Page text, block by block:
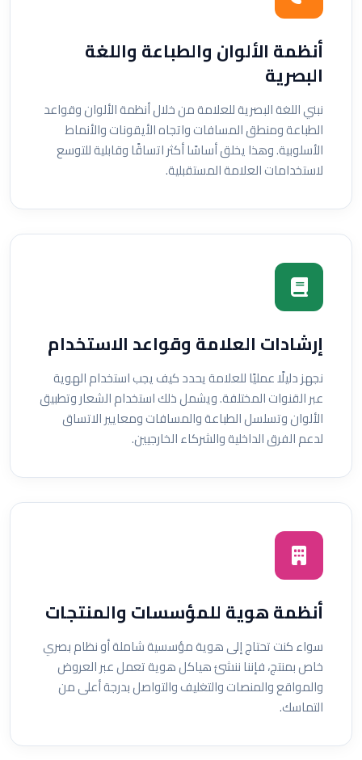
أنظمة الألوان والطباعة واللغة
البصرية
نبني اللغة البصرية للعلامة من خلال أنظمة الألوان وقواعد
الطباعة ومنطق المسافات واتجاه الأيقونات والأنماط
الأسلوبية. وهذا يخلق أساسًا أكثر اتساقًا وقابلية للتوسع
لاستخدامات العلامة المستقبلية.
إرشادات العلامة وقواعد الاستخدام
نجهز دليلًا عمليًا للعلامة يحدد كيف يجب استخدام الهوية
عبر القنوات المختلفة. ويشمل ذلك استخدام الشعار وتطبيق
الألوان وتسلسل الطباعة والمسافات ومعايير الاتساق
لدعم الفرق الداخلية والشركاء الخارجيين.
أنظمة هوية للمؤسسات والمنتجات
سواء كنت تحتاج إلى هوية مؤسسية شاملة أو نظام بصري
خاص بمنتج، فإننا ننشئ هياكل هوية تعمل عبر العروض
والمواقع والمنصات والتغليف والتواصل بدرجة أعلى من
التماسك.